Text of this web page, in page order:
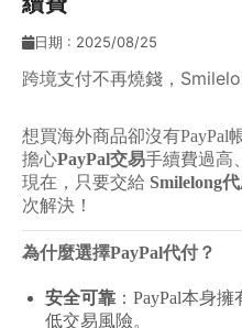
常見問題
最新公告
日期 : 2025/08/25
跨境支付不再燒錢，
想買海外商品卻沒有PayPal
擔心PayPal交易手續費過高
現在，只要交給 Smilelong
次解決！
為什麼選擇PayPal代付？
安全可靠：PayPal本身
低交易風險。